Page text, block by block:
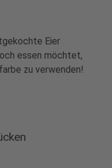
Eier
essen möchtet,
zu verwenden!